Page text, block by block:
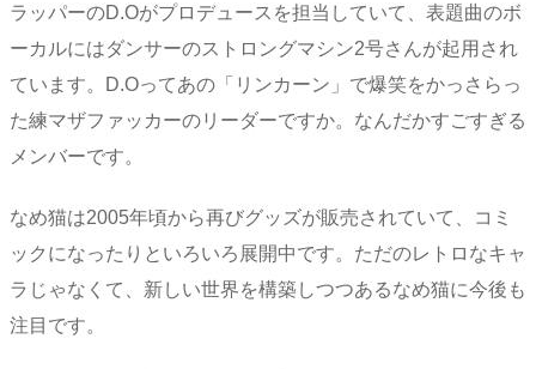
ラッパーのD.Oがプロデュースを担当していて、表題曲のボ
ーカルにはダンサーのストロングマシン2号さんが起用され
ています。D.Oってあの「リンカーン」で爆笑をかっさらっ
た練マザファッカーのリーダーですか。なんだかすごすぎる
メンバーです。
なめ猫は2005年頃から再びグッズが販売されていて、コミ
ックになったりといろいろ展開中です。ただのレトロなキャ
ラじゃなくて、新しい世界を構築しつつあるなめ猫に今後も
注目です。